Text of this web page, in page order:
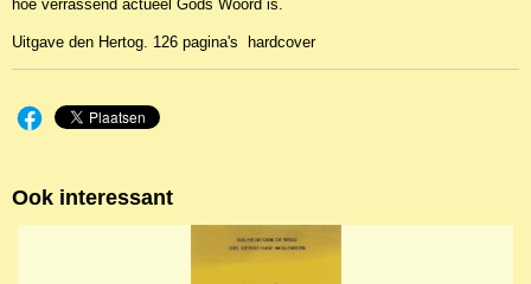
hoe verrassend actueel Gods Woord is.
Uitgave den Hertog. 126 pagina's hardcover
Ook interessant